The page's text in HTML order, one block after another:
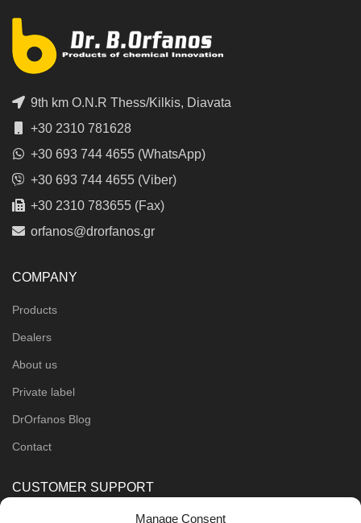
Manage Consent
9th km O.N.R Thess/Kilkis, Diavata
+30 2310 781628
+30 693 744 4655 (WhatsApp)
+30 693 744 4655 (Viber)
+30 2310 783655 (Fax)
orfanos@drorfanos.gr
COMPANY
Products
Dealers
About us
Private label
DrOrfanos Blog
Contact
CUSTOMER SUPPORT